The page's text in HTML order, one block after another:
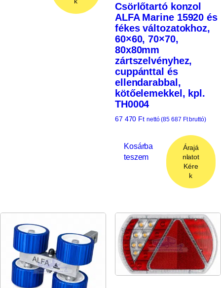
Csörlőtartó konzol
ALFA Marine 15920 és
fékes változatokhoz,
60×60, 70×70,
80x80mm
zártszelvényhez,
cuppánttal és
ellendarabbal,
kötőelemekkel, kpl.
TH0004
67 470 Ft nettó (85 687 Ftbruttó)
Kosárba
teszem
Árajá
nlatot
Kére
k